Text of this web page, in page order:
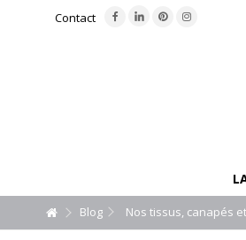
Contact
Blog Nos tissus, canapés